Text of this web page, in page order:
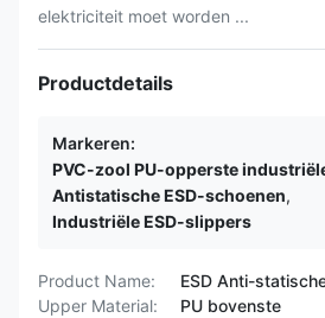
elektriciteit moet worden ...
Productdetails
Markeren:
PVC-zool PU-opperste
Antistatische ESD-schoenen,
Industriële ESD-slippers
Product Name:
ESD Anti-
Upper Material:
PU bovenste